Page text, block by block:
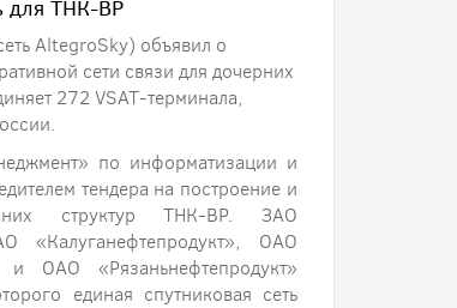
для ТНК-ВР
AltegroSky) объявил о
сети связи для дочерних
272 VSAT-терминала,
по информатизации и
тендера на построение и
структур ТНК-BP. ЗАО
«Калуганефтепродукт», ОАО
и ОАО «Рязаньнефтепродукт»
единая спутниковая сеть